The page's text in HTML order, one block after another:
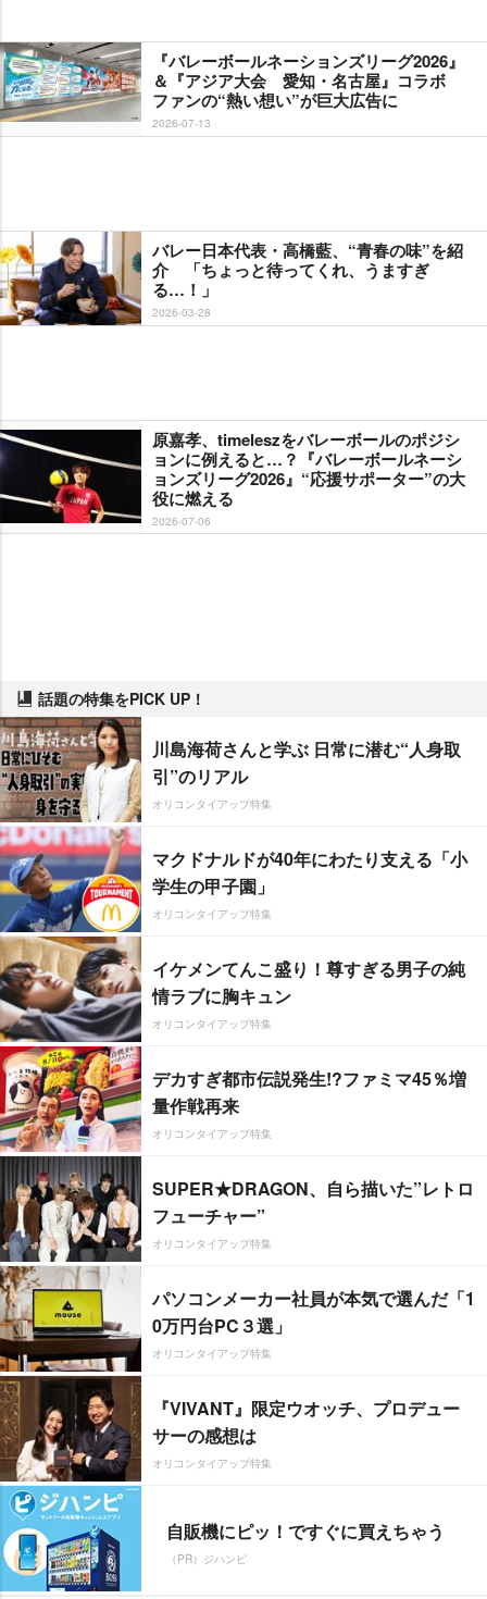
『バレーボールネーションズリーグ2026』
＆『アジア大会 愛知・名古屋』コラボ
ファンの“熱い想い”が巨大広告に
2026-07-13
バレー日本代表・高橋藍、“青春の味”を紹
介 「ちょっと待ってくれ、うますぎ
る…！」
2026-03-28
原嘉孝、timeleszをバレーボールのポジシ
ョンに例えると…？『バレーボールネーシ
ョンズリーグ2026』“応援サポーター”の大
役に燃える
2026-07-06
話題の特集をPICK UP！
川島海荷さんと学ぶ 日常に潜む“人身取
引”のリアル
オリコンタイアップ特集
マクドナルドが40年にわたり支える「小
学生の甲子園」
オリコンタイアップ特集
イケメンてんこ盛り！尊すぎる男子の純
情ラブに胸キュン
オリコンタイアップ特集
デカすぎ都市伝説発生!?ファミマ45％増
量作戦再来
オリコンタイアップ特集
SUPER★DRAGON、自ら描いた”レトロ
フューチャー”
オリコンタイアップ特集
パソコンメーカー社員が本気で選んだ「1
0万円台PC３選」
オリコンタイアップ特集
『VIVANT』限定ウオッチ、プロデュー
サーの感想は
オリコンタイアップ特集
自販機にピッ！ですぐに買えちゃう
（PR）ジハンピ